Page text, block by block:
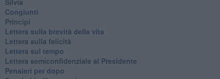
Congiunti
Principi
​Lettera sulla brevità della vita
​Lettera sulla felicità
​Lettera sul tempo
Lettera semiconfidenziale al Presidente
Pensieri per dopo